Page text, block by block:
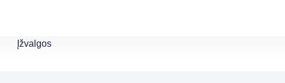
Įžvalgos